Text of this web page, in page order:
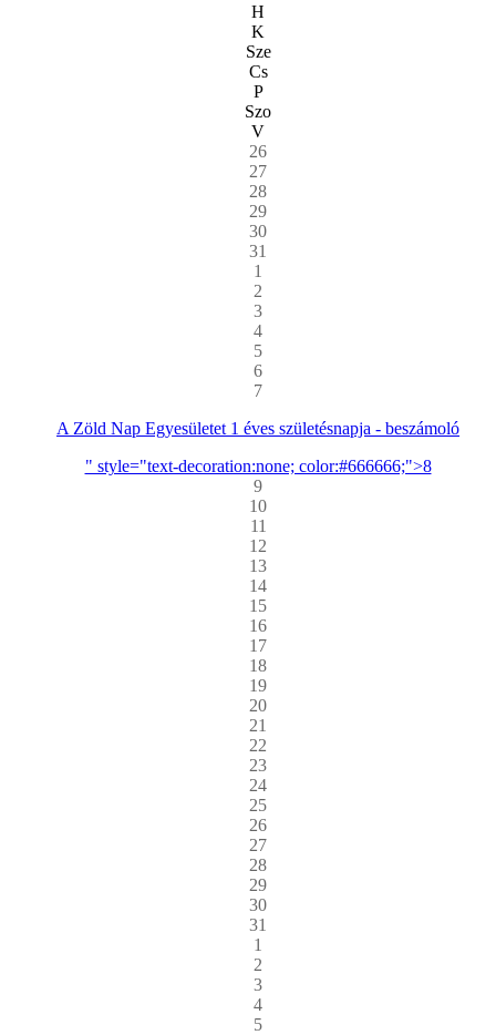
H
K
Sze
Cs
P
Szo
V
26
27
28
29
30
31
1
2
3
4
5
6
7
A Zöld Nap Egyesületet 1 éves születésnapja - beszámoló
" style="text-decoration:none; color:#666666;">8
9
10
11
12
13
14
15
16
17
18
19
20
21
22
23
24
25
26
27
28
29
30
31
1
2
3
4
5